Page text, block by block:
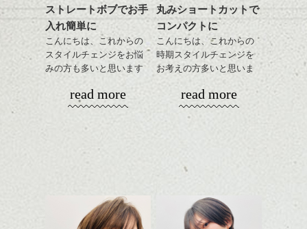
ハンサムショート／ヘッド
スパ／伸びても目立たない
ヘアカラー/ハイライト/ダブ
ルカラー/髪質改善/TOKIOト
リートメント/ブリーチ/イン
ミニボブ/抜け感ショート/バ
レイヤージュ/縮毛矯正
ハンサムショート／ヘッド
スパ／伸びても目立たない
ヘアカラー/ハイライト/ダブ
ルカラー/髪質改善/TOKIOト
ミニボブ/抜け感ショート/バ
婦のお友達だそうです！
スのイメージに合わせてボブにアレンジし
ました。
挙式の時はやわらかい可愛いスタイルでし
たが、がらっとイメージを変えたりしてみ
なさんの
反応もすぐわかって楽しいです。
お店でご相談には応じてますのでドシドシ
ｅ Ｍ ｕ (エム)
と言うブランド名です。
ストレートボブでお手
入れ簡単に
こんにちは、これからの
スタイルチェンジをお悩
みの方も多いと思います
やっぱりボブでお手入れ
しやすいスタイルだと毎
も出しやすくていろいろ
read more
丸みショートカットで
コンパクトに
こんにちは、これからの
時期スタイルチェンジを
お考えの方多いと思いま
コンパクトなフォルムが
そんなショートカット。
read more